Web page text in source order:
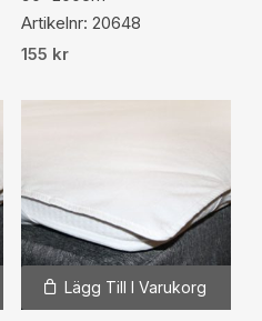
Artikelnr: 20648
155 kr
Lägg Till I Varukorg